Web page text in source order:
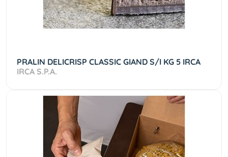
PRALIN DELICRISP CLASSIC GIAND S/I KG 5 IRCA
IRCA S.P.A.